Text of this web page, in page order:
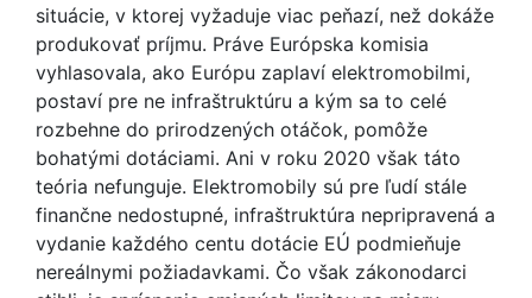
situácie, v ktorej vyžaduje viac peňazí, než dokáže
produkovať príjmu. Práve Európska komisia
vyhlasovala, ako Európu zaplaví elektromobilmi,
postaví pre ne infraštruktúru a kým sa to celé
rozbehne do prirodzených otáčok, pomôže
bohatými dotáciami. Ani v roku 2020 však táto
teória nefunguje. Elektromobily sú pre ľudí stále
finančne nedostupné, infraštruktúra nepripravená a
vydanie každého centu dotácie EÚ podmieňuje
nereálnymi požiadavkami. Čo však zákonodarci